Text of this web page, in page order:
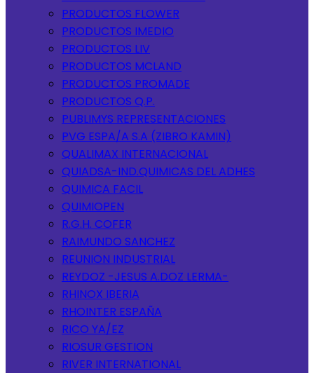
PRODUCTOS FLOWER
PRODUCTOS IMEDIO
PRODUCTOS LIV
PRODUCTOS MCLAND
PRODUCTOS PROMADE
PRODUCTOS Q.P.
PUBLIMYS REPRESENTACIONES
PVG ESPA/A S.A (ZIBRO KAMIN)
QUALIMAX INTERNACIONAL
QUIADSA-IND.QUIMICAS DEL ADHES
QUIMICA FACIL
QUIMIOPEN
R.G.H. COFER
RAIMUNDO SANCHEZ
REUNION INDUSTRIAL
REYDOZ -JESUS A.DOZ LERMA-
RHINOX IBERIA
RHOINTER ESPAÑA
RICO YA/EZ
RIOSUR GESTION
RIVER INTERNATIONAL